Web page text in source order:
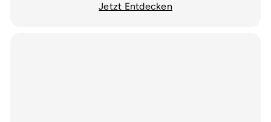
Jetzt Entdecken